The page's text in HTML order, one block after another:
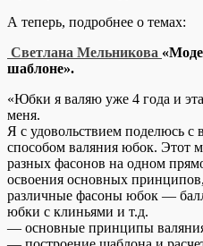
А теперь, подробнее о темах:
Светлана Мельникова
шаблоне».
«Юбки я валяю уже 4 года и
меня.
Я с удовольствием поделюсь
способом валяния юбок. Этот
разных фасонов на одном
освоения основных
различные фасоны юбок —
юбки с клиньями и т.д.
— основные принципы